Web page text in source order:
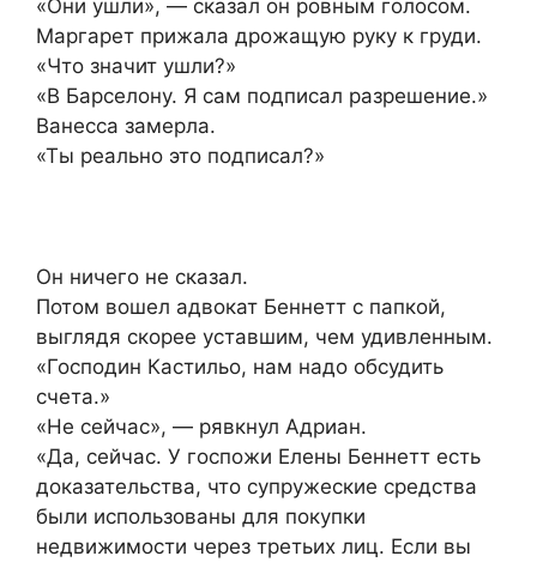
«Они ушли», — сказал он ровным голосом.
Маргарет прижала дрожащую руку к груди.
«Что значит ушли?»
«В Барселону. Я сам подписал разрешение.»
Ванесса замерла.
«Ты реально это подписал?»
Он ничего не сказал.
Потом вошел адвокат Беннетт с папкой,
выглядя скорее уставшим, чем удивленным.
«Господин Кастильо, нам надо обсудить
счета.»
«Не сейчас», — рявкнул Адриан.
«Да, сейчас. У госпожи Елены Беннетт есть
доказательства, что супружеские средства
были использованы для покупки
недвижимости через третьих лиц. Если вы